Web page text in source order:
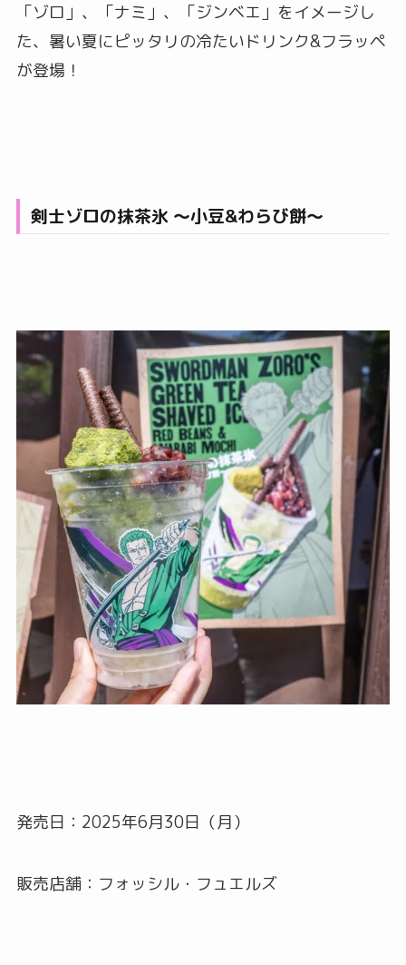
「ゾロ」、「ナミ」、「ジンベエ」をイメージし
た、暑い夏にピッタリの冷たいドリンク&フラッペ
が登場！
剣士ゾロの抹茶氷 ～小豆&わらび餅～
発売日：2025年6月30日（月）
販売店舗：フォッシル・フュエルズ